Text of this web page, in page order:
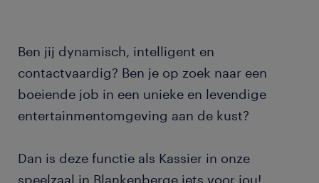
Ben jij dynamisch, intelligent en
contactvaardig? Ben je op zoek naar een
boeiende job in een unieke en levendige
entertainmentomgeving aan de kust?
Dan is deze functie als Kassier in onze
speelzaal in Blankenberge iets voor jou!